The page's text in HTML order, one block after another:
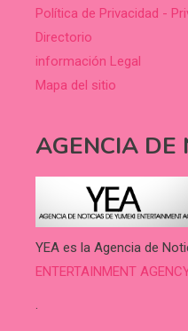
Política de Privacidad -
Directorio
información Legal
Mapa del sitio
AGENCIA DE
YEA es la Agencia de
ENTERTAINMENT
.